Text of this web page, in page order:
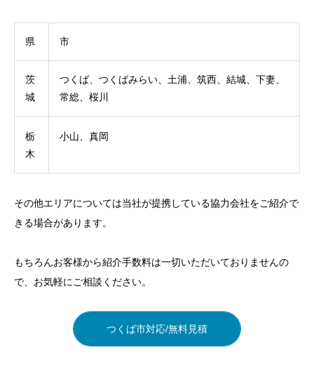
県 市
茨
城
つくば、つくばみらい、土浦、筑西、結城、下妻、
常総、桜川
栃
木
小山、真岡
その他エリアについては当社が提携している協力会社をご紹介で
きる場合があります。
もちろんお客様から紹介手数料は一切いただいておりませんの
で、お気軽にご相談ください。
つくば市対応/無料見積